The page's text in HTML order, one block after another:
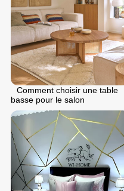
Comment choisir une table
basse pour le salon